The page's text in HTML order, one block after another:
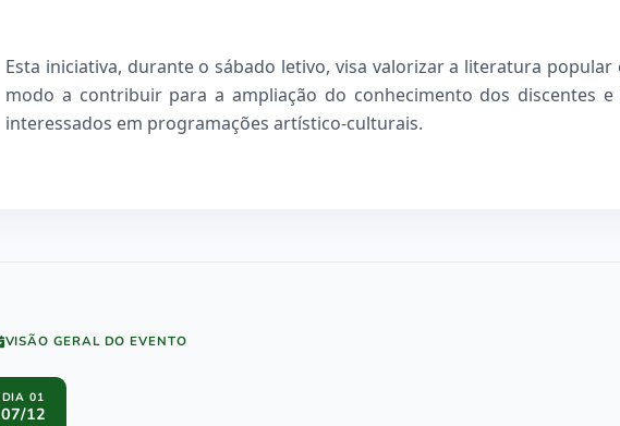
Esta iniciativa, durante o sábado letivo, visa valorizar a literatura
modo a contribuir para a ampliação do conhecimento dos discentes
interessados em programações artístico-culturais.
VISÃO GERAL DO EVENTO
DIA 01
07/12